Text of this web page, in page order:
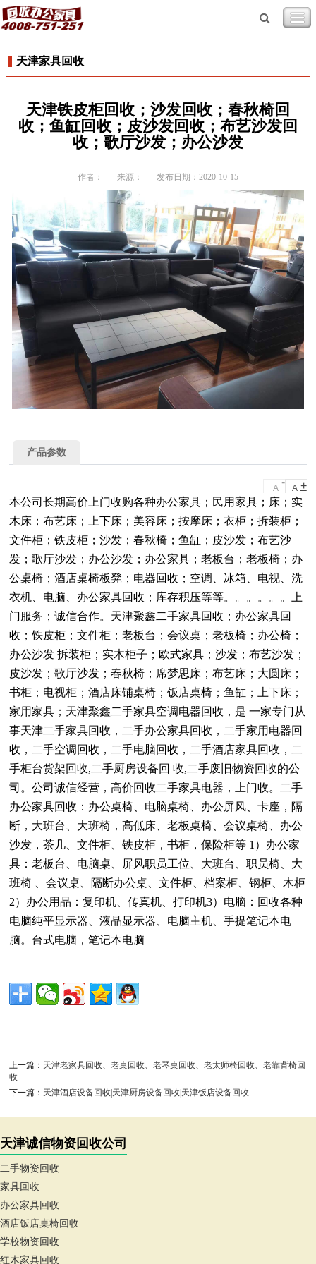
天津家具回收
天津铁皮柜回收；沙发回收；春秋椅回
收；鱼缸回收；皮沙发回收；布艺沙发回
收；歌厅沙发；办公沙发
作者： 来源： 发布日期：2020-10-15
产品参数
A - A +
本公司长期高价上门收购各种办公家具；民用家具；床；实
木床；布艺床；上下床；美容床；按摩床；衣柜；拆装柜；
文件柜；铁皮柜；沙发；春秋椅；鱼缸；皮沙发；布艺沙
发；歌厅沙发；办公沙发；办公家具；老板台；老板椅；办
公桌椅；酒店桌椅板凳；电器回收；空调、冰箱、电视、洗
衣机、电脑、办公家具回收；库存积压等等。。。。。。上
门服务；诚信合作。天津聚鑫二手家具回收；办公家具回
收；铁皮柜；文件柜；老板台；会议桌；老板椅；办公椅；
办公沙发 拆装柜；实木柜子；欧式家具；沙发；布艺沙发；
皮沙发；歌厅沙发；春秋椅；席梦思床；布艺床；大圆床；
书柜；电视柜；酒店床铺桌椅；饭店桌椅；鱼缸；上下床；
家用家具；天津聚鑫二手家具空调电器回收，是 一家专门从
事天津二手家具回收，二手办公家具回收，二手家用电器回
收，二手空调回收，二手电脑回收，二手酒店家具回收，二
手柜台货架回收,二手厨房设备回 收,二手废旧物资回收的公
司。公司诚信经营，高价回收二手家具电器，上门收。二手
办公家具回收：办公桌椅、电脑桌椅、办公屏风、卡座，隔
断，大班台、大班椅，高低床、老板桌椅、会议桌椅、办公
沙发，茶几、文件柜、铁皮柜，书柜，保险柜等 1）办公家
具：老板台、电脑桌、屏风职员工位、大班台、职员椅、大
班椅 、会议桌、隔断办公桌、文件柜、档案柜、钢柜、木柜
2）办公用品：复印机、传真机、打印机3）电脑：回收各种
电脑纯平显示器、液晶显示器、电脑主机、手提笔记本电
脑。台式电脑，笔记本电脑
上一篇： 天津老家具回收、老桌回收、老琴桌回收、老太师椅回收、老靠背椅回
收
下一篇： 天津酒店设备回收|天津厨房设备回收|天津饭店设备回收
天津诚信物资回收公司
二手物资回收
家具回收
办公家具回收
酒店饭店桌椅回收
学校物资回收
红木家具回收